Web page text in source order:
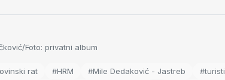
Foto: privatni album
rat #HRM #Mile Dedaković - Jastreb #turisti